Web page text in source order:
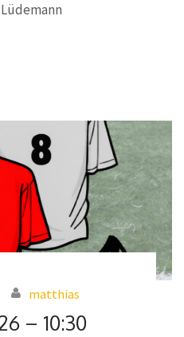
matthias
– 10:30